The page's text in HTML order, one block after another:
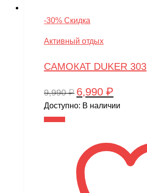
-30% Скидка
Активный отдых
САМОКАТ DUKER 303
9,990₽ Первоначальная
цена
6,990 ₽
цена:
Доступно: В наличии